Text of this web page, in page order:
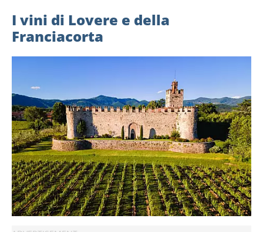
I vini di Lovere e della
Franciacorta